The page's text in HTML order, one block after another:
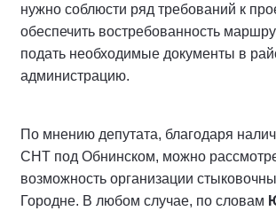
нужно соблюсти ряд требований к
обеспечить востребованность
подать необходимые документы в
администрацию.
По мнению депутата, благодаря
СНТ под Обнинском, можно
возможность организации
Городне. В любом случае, по словам